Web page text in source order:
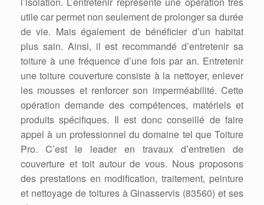
utile car permet non seulement de prolonger sa durée
de vie. Mais également de bénéficier d’un habitat
plus sain. Ainsi, il est recommandé d’entretenir sa
toiture à une fréquence d’une fois par an. Entretenir
une toiture couverture consiste à la nettoyer, enlever
les mousses et renforcer son imperméabilité. Cette
opération demande des compétences, matériels et
produits spécifiques. Il est donc conseillé de faire
appel à un professionnel du domaine tel que Toiture
Pro. C’est le leader en travaux d’entretien de
couverture et toit autour de vous. Nous proposons
des prestations en modification, traitement, peinture
et nettoyage de toitures à Ginasservis (83560) et ses